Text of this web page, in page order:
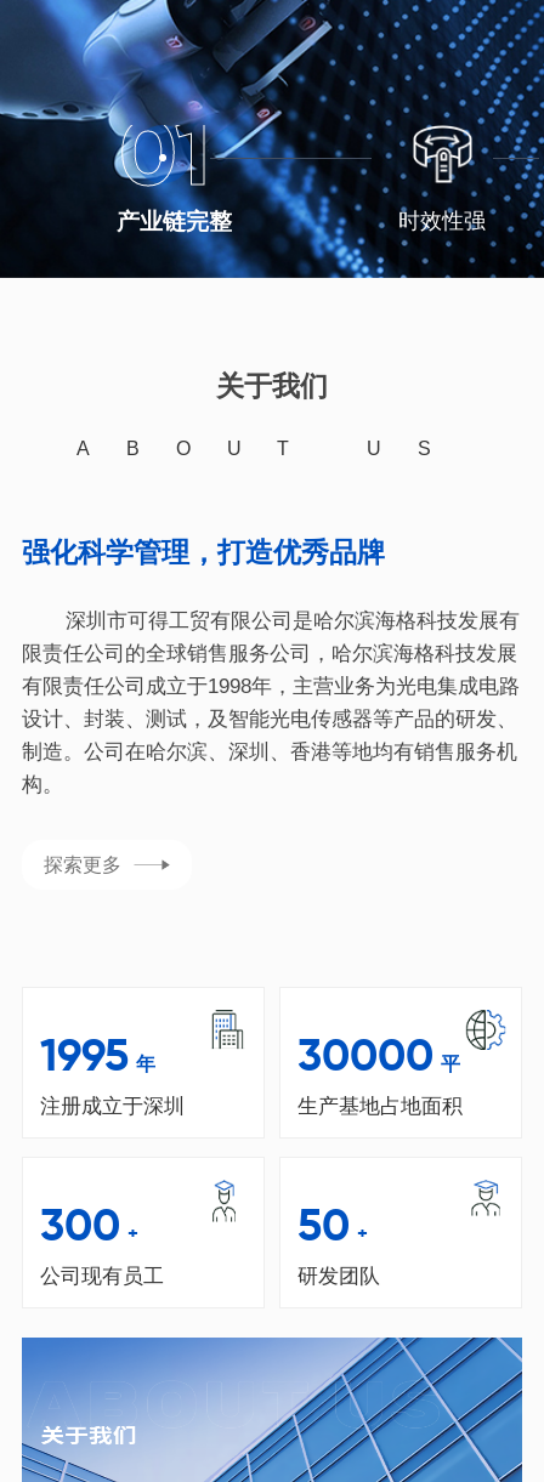
01
产业链完整 时效性强
关于我们
ABOUT US
强化科学管理，打造优秀品牌
深圳市可得工贸有限公司是哈尔滨海格科技发展有
限责任公司的全球销售服务公司，哈尔滨海格科技发展
有限责任公司成立于1998年，主营业务为光电集成电路
设计、封装、测试，及智能光电传感器等产品的研发、
制造。公司在哈尔滨、深圳、香港等地均有销售服务机
构。
探索更多
1995 年
注册成立于深圳
30000 平
生产基地占地面积
300 +
公司现有员工
50 +
研发团队